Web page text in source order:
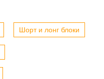
Шорт и лонг блоки